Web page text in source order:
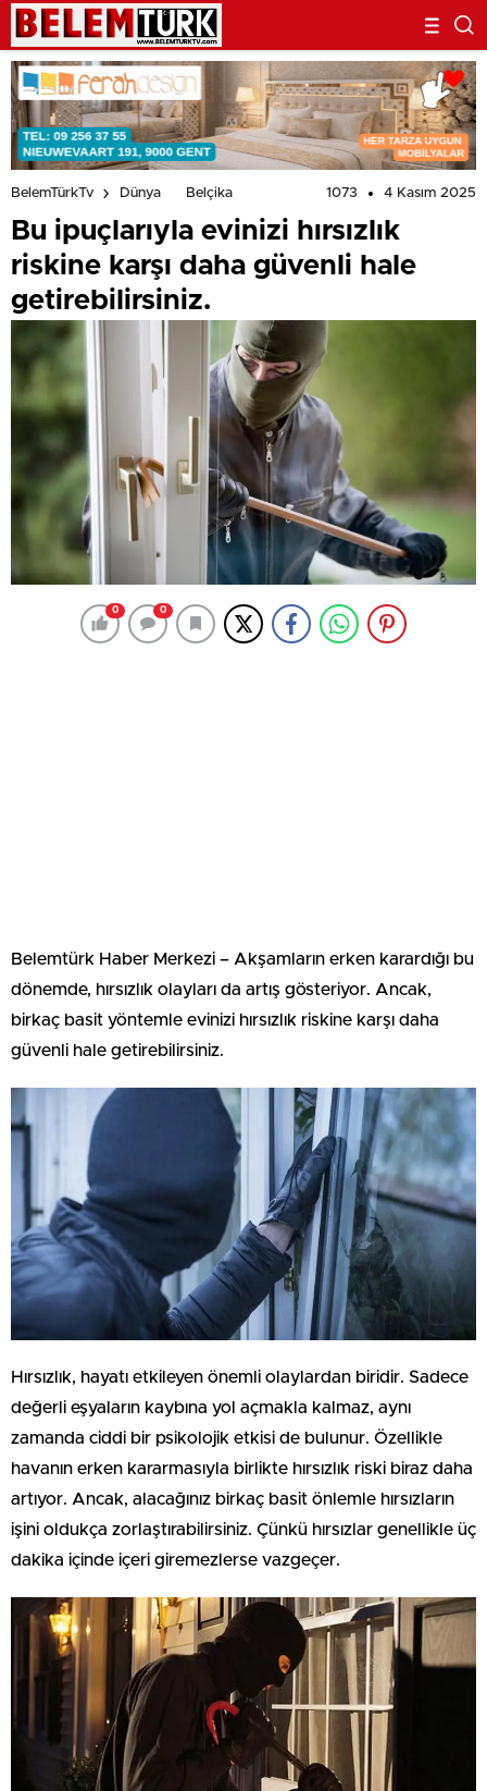
BelemTürkTv Dünya Belçika 1073 4 Kasım 2025
Bu ipuçlarıyla evinizi hırsızlık
riskine karşı daha güvenli hale
getirebilirsiniz.
0 0
Belemtürk Haber Merkezi – Akşamların erken karardığı bu
dönemde, hırsızlık olayları da artış gösteriyor. Ancak,
birkaç basit yöntemle evinizi hırsızlık riskine karşı daha
güvenli hale getirebilirsiniz.
Hırsızlık, hayatı etkileyen önemli olaylardan biridir. Sadece
değerli eşyaların kaybına yol açmakla kalmaz, aynı
zamanda ciddi bir psikolojik etkisi de bulunur. Özellikle
havanın erken kararmasıyla birlikte hırsızlık riski biraz daha
artıyor. Ancak, alacağınız birkaç basit önlemle hırsızların
işini oldukça zorlaştırabilirsiniz. Çünkü hırsızlar genellikle üç
dakika içinde içeri giremezlerse vazgeçer.